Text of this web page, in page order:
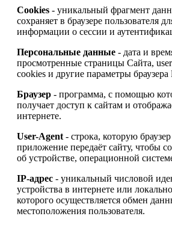
Cookies - уникальный фрагмент
сохраняет в браузере пользователя
информации о сессии и
Персональные данные - дата и
просмотренные страницы Сайта,
cookies и другие параметры браузера
Браузер - программа, с помощью
получает доступ к сайтам и
интернете.
User-Agent - строка, которую
приложение передаёт сайту, чтобы
об устройстве, операционной
IP-адрес - уникальный числовой
устройства в интернете или
которого осуществляется обмен
местоположения пользователя.